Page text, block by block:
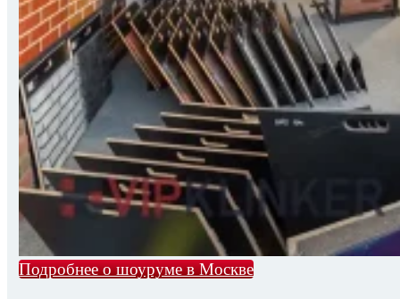
Подробнее о шоуруме в Москве